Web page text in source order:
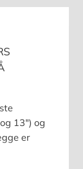
13″) og
er